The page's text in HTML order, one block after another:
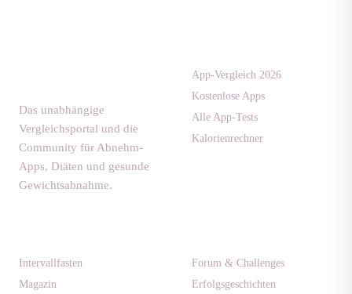
Das unabhängige
Vergleichsportal und die
Community für Abnehm-
Apps, Diäten und gesunde
Gewichtsabnahme.
App-Vergleich 2026
Kostenlose Apps
Alle App-Tests
Kalorienrechner
Intervallfasten
Magazin
Forum & Challenges
Erfolgsgeschichten